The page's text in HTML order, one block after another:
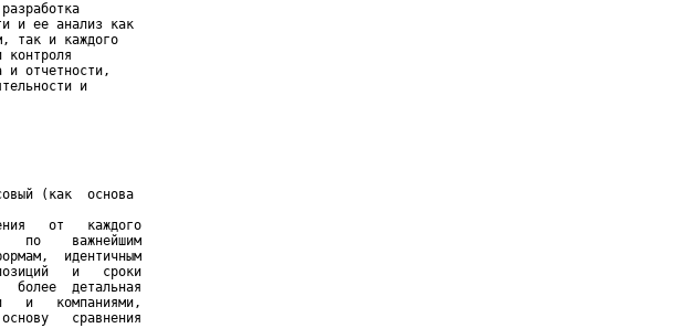
и ее анализ как
так и каждого
контроля
и отчетности,
и
(как  основа
от   каждого
по    важнейшим
идентичным
и   сроки
более  детальная
и   компаниями,
сравнения